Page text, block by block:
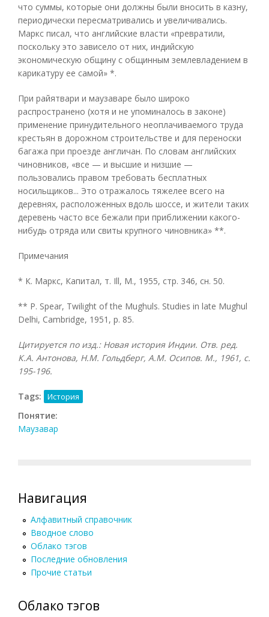
что суммы, которые они должны были вносить в казну,
периодически пересматривались и увеличивались.
Маркс писал, что английские власти «превратили,
поскольку это зависело от них, индийскую
экономическую общину с общинным землевладением в
карикатуру ее самой» *.
При райятвари и маузаваре было широко
распространено (хотя и не упоминалось в законе)
применение принудительного неоплачиваемого труда
крестьян в дорожном строительстве и для переноски
багажа при проезде англичан. По словам английских
чиновников, «все — и высшие и низшие —
пользовались правом требовать бесплатных
носильщиков... Это отражалось тяжелее всего на
деревнях, расположенных вдоль шоссе, и жители таких
деревень часто все бежали при приближении какого-
нибудь отряда или свиты крупного чиновника» **.
Примечания
* К. Маркс, Капитал, т. Ill, М., 1955, стр. 346, сн. 50.
** P. Spear, Twilight of the Mughuls. Studies in late Mughul
Delhi, Cambridge, 1951, p. 85.
Цитируется по изд.: Новая история Индии. Отв. ред.
К.А. Антонова, Н.М. Гольдберг, А.М. Осипов. М., 1961, с.
195-196.
Tags: История
Понятие:
Маузавар
Навигация
Алфавитный справочник
Вводное слово
Облако тэгов
Последние обновления
Прочие статьи
Облако тэгов